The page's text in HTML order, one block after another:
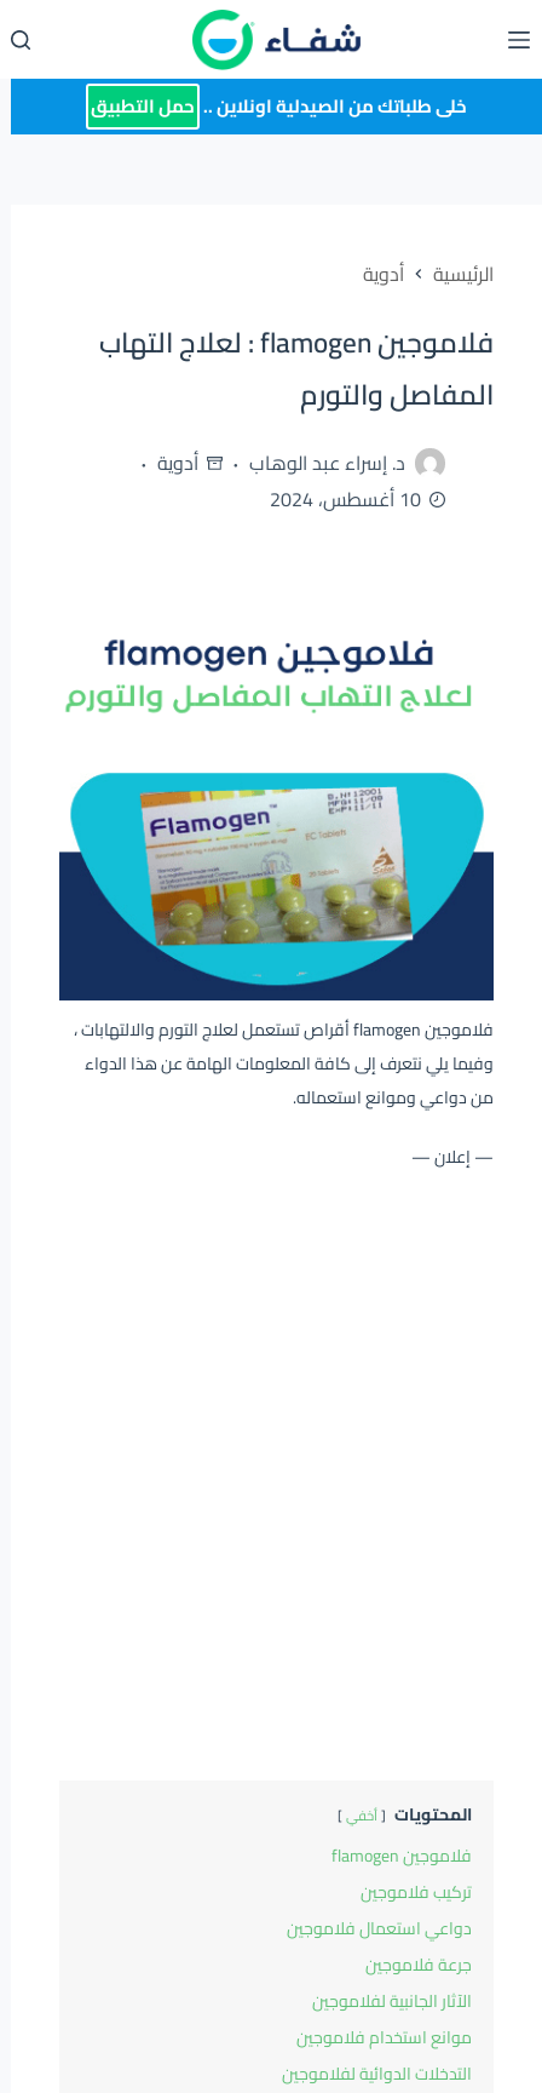
إلى
المحتوى خلى طلباتك من الصيدلية اونلاين .. حمل التطبيق
الرئيسية أدوية
فلاموجين flamogen : لعلاج التهاب
المفاصل والتورم
د. إسراء عبد الوهاب
أدوية
10 أغسطس، 2024
فلاموجين flamogen أقراص تستعمل لعلاج التورم والالتهابات ،
وفيما يلي نتعرف إلى كافة المعلومات الهامة عن هذا الدواء
من دواعي وموانع استعماله.
— إعلان —
المحتويات أخفي
فلاموجين flamogen
تركيب فلاموجين
دواعي استعمال فلاموجين
جرعة فلاموجين
الآثار الجانبية لفلاموجين
موانع استخدام فلاموجين
التدخلات الدوائية لفلاموجين